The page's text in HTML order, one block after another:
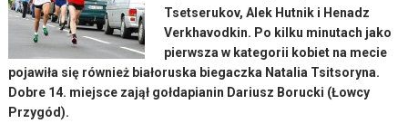
Tsetserukov, Alek Hutnik i Henadz
Verkhavodkin. Po kilku minutach jako
pierwsza w kategorii kobiet na mecie
pojawiła się również białoruska biegaczka Natalia Tsitsoryna.
Dobre 14. miejsce zajął gołdapianin Dariusz Borucki (Łowcy
Przygód).